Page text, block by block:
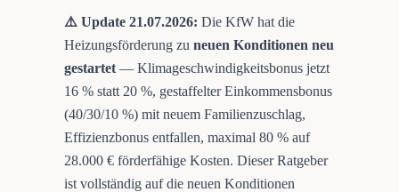
⚠️ Update 21.07.2026: Die KfW hat die
Heizungsförderung zu neuen Konditionen neu
gestartet — Klimageschwindigkeitsbonus jetzt
16 % statt 20 %, gestaffelter Einkommensbonus
(40/30/10 %) mit neuem Familienzuschlag,
Effizienzbonus entfallen, maximal 80 % auf
28.000 € förderfähige Kosten. Dieser Ratgeber
ist vollständig auf die neuen Konditionen